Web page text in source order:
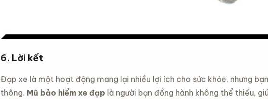
6. Lời kết
Đạp xe là một hoạt động mang lại nhiều lợi ích cho sức khỏe, nhưng
thông. Mũ bảo hiểm xe đạp là người bạn đồng hành không thể thiếu,